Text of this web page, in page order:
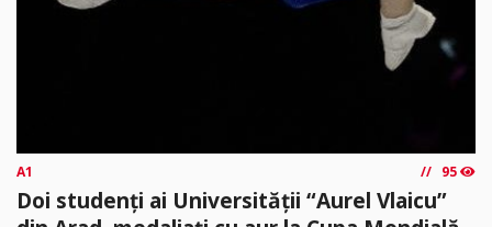
A1 95
Doi studenți ai Universității “Aurel Vlaicu”